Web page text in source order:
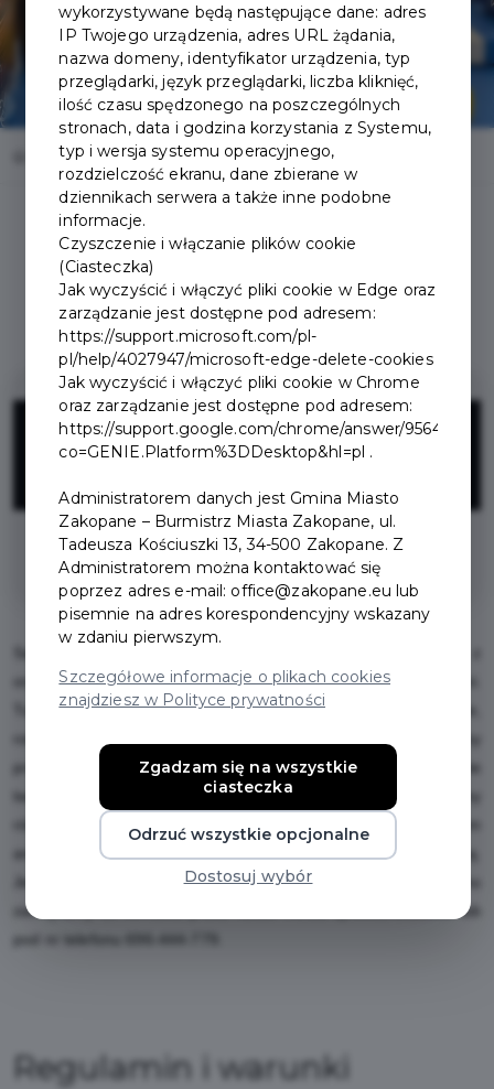
Home Oferty U TŁUSTEGO KRABA
Regulamin i warunki
20 zł
bilet 1h do sali zabaw
oryginalnym wystrojem inspirowanym podwodnymi przygodami.
Tutaj lato trwa cały rok. W czasie gdy dzieci szaleją na pokładzie,
przyjęcia urodzinowe z wachlarzem atrakcji: piniata, malowanie
twarzy, balonowe zoo, brokatowe tatuaże itp. Organizujemy
również imprezy tematyczne w grami i zabawami pod okiem
animatora. Możliwość pozostawienia dzieci pod naszą opieką.
Jesteśmy otwarci codziennie! Zapraszamy! Po więcej uśmiechu
zachęcamy do kontaktu przez nasze media społecznościowe lub
Regulamin i warunki
wykorzystywane będą następujące dane: adres
IP Twojego urządzenia, adres URL żądania,
nazwa domeny, identyfikator urządzenia, typ
przeglądarki, język przeglądarki, liczba kliknięć,
ilość czasu spędzonego na poszczególnych
stronach, data i godzina korzystania z Systemu,
typ i wersja systemu operacyjnego,
rozdzielczość ekranu, dane zbierane w
dziennikach serwera a także inne podobne
informacje.
Czyszczenie i włączanie plików cookie
(Ciasteczka)
Jak wyczyścić i włączyć pliki cookie w Edge oraz
zarządzanie jest dostępne pod adresem:
https://support.microsoft.com/pl-
pl/help/4027947/microsoft-edge-delete-cookies
Jak wyczyścić i włączyć pliki cookie w Chrome
oraz zarządzanie jest dostępne pod adresem:
https://support.google.com/chrome/answer/95647?
co=GENIE.Platform%3DDesktop&hl=pl .
Administratorem danych jest Gmina Miasto
Zakopane – Burmistrz Miasta Zakopane, ul.
Tadeusza Kościuszki 13, 34-500 Zakopane. Z
Administratorem można kontaktować się
poprzez adres e-mail: office@zakopane.eu lub
pisemnie na adres korespondencyjny wskazany
w zdaniu pierwszym.
Szczegółowe informacje o plikach cookies
znajdziesz w Polityce prywatności
Zgadzam się na wszystkie
ciasteczka
Odrzuć wszystkie opcjonalne
Dostosuj wybór